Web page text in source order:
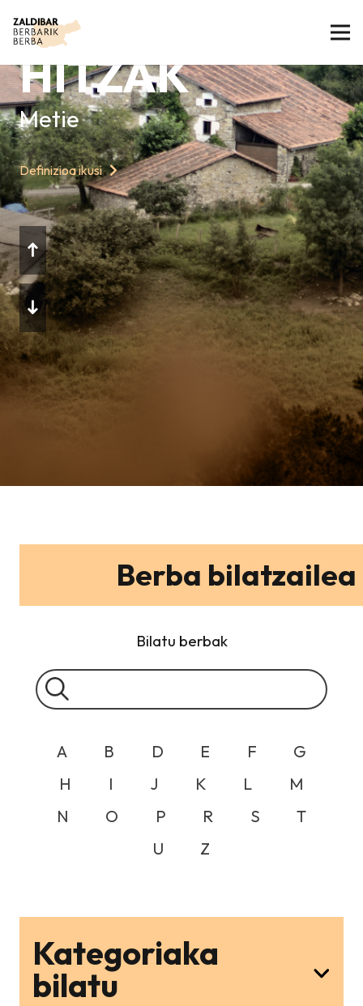
GAURKO
HITZAK
Metie
Definizioa ikusi
Berba bilatzailea
Bilatu berbak
A B D E F
G
H
I J K L
M
N
O P R S
T
U
Z
Kategoriaka
bilatu